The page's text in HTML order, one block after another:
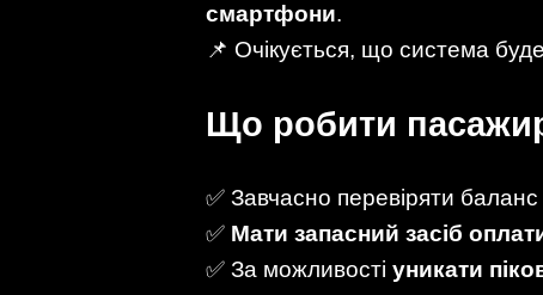
смартфони.
📌 Очікується, що система буде
Що робити
✅ Завчасно перевіряти
✅ Мати запасний засіб
✅ За можливості уникати